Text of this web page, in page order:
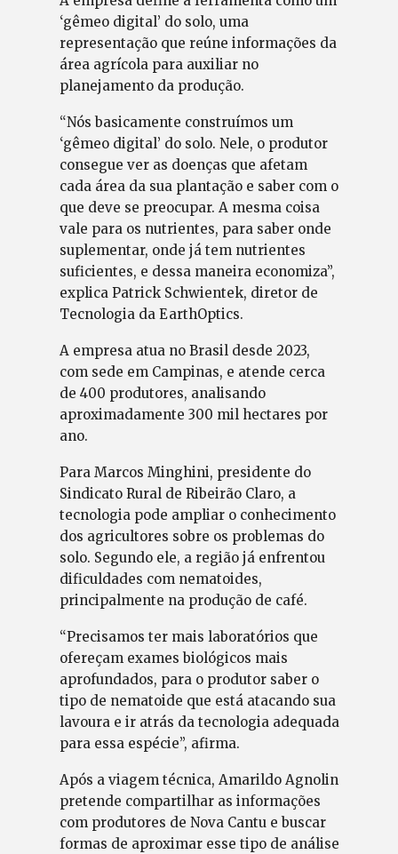
‘gêmeo digital’ do solo, uma
representação que reúne informações da
área agrícola para auxiliar no
planejamento da produção.
“Nós basicamente construímos um
‘gêmeo digital’ do solo. Nele, o produtor
consegue ver as doenças que afetam
cada área da sua plantação e saber com o
que deve se preocupar. A mesma coisa
vale para os nutrientes, para saber onde
suplementar, onde já tem nutrientes
suficientes, e dessa maneira economiza”,
explica Patrick Schwientek, diretor de
Tecnologia da EarthOptics.
A empresa atua no Brasil desde 2023,
com sede em Campinas, e atende cerca
de 400 produtores, analisando
aproximadamente 300 mil hectares por
ano.
Para Marcos Minghini, presidente do
Sindicato Rural de Ribeirão Claro, a
tecnologia pode ampliar o conhecimento
dos agricultores sobre os problemas do
solo. Segundo ele, a região já enfrentou
dificuldades com nematoides,
principalmente na produção de café.
“Precisamos ter mais laboratórios que
ofereçam exames biológicos mais
aprofundados, para o produtor saber o
tipo de nematoide que está atacando sua
lavoura e ir atrás da tecnologia adequada
para essa espécie”, afirma.
Após a viagem técnica, Amarildo Agnolin
pretende compartilhar as informações
com produtores de Nova Cantu e buscar
formas de aproximar esse tipo de análise